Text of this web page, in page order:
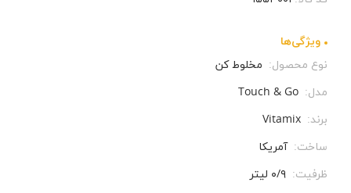
ویژگی‌ها
نوع محصول: مخلوط کن
مدل: Touch & Go
برند: Vitamix
ساخت: آمریکا
ظرفیت: ۰/۹ لیتر